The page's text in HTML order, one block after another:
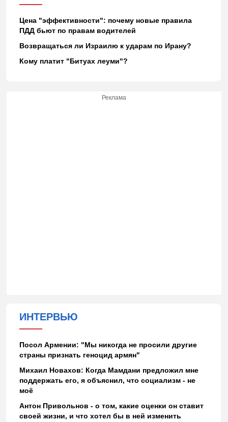
Цена "эффективности": почему новые правила
ПДД бьют по правам водителей
Возвращаться ли Израилю к ударам по Ирану?
Кому платит "Битуах леуми"?
Реклама
ИНТЕРВЬЮ
Посол Армении: "Мы никогда не просили другие
страны признать геноцид армян"
Михаил Новахов: Когда Мамдани предложил мне
поддержать его, я объяснил, что социализм - не
моё
Антон Привольнов - о том, какие оценки он ставит
своей жизни, и что хотел бы в ней изменить